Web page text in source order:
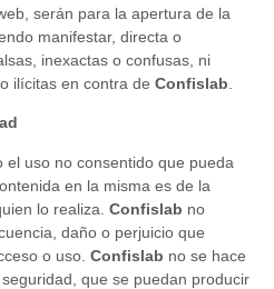
serán para la apertura de la
manifestar, directa o
inexactas o confusas, ni
ilícitas en contra de Confislab
el uso no consentido que pueda
en la misma es de la
lo realiza. Confislab no
daño o perjuicio que
o uso. Confislab no se hace
que se puedan producir